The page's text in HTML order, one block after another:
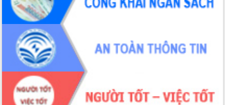
Quyết liệt cải cách hành chính, khơi
thông nguồn lực phát triển
Nâng cao hiệu lực, hiệu quả HĐND
tỉnh thông qua hiện đại hóa hành chính
Xã Ea Phê gắn cải cách hành chính với
chuyển đổi số
Phó Chủ tịch Thường trực UBND tỉnh
Hồ Thị Nguyên Thảo làm việc tại Trung
tâm Phục vụ hành chính công xã Ea